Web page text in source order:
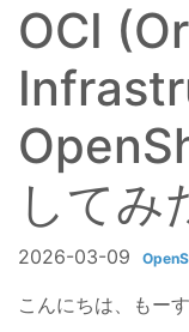
OCI
してみ
2026-03-09
こんにちは、もーす